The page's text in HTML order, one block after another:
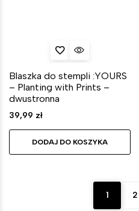
Blaszka do stempli :YOURS
– Planting with Prints –
dwustronna
39,99 zł
DODAJ DO KOSZYKA
1 2